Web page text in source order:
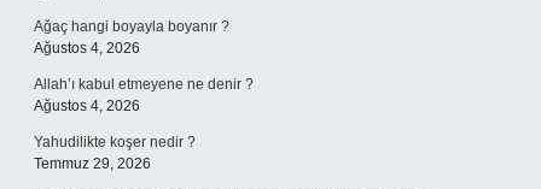
Ağaç hangi boyayla boyanır ?
Ağustos 4, 2026
Allah’ı kabul etmeyene ne denir ?
Ağustos 4, 2026
Yahudilikte koşer nedir ?
Temmuz 29, 2026